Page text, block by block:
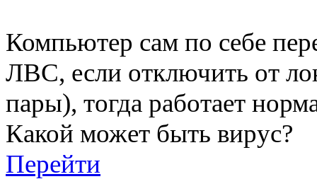
Компьютер сам по себе
ЛВС, если отключить от
пары), тогда работает
Какой может быть вирус?
Перейти